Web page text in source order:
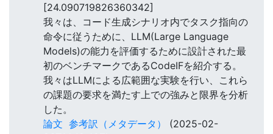
[24.090719826360342]
我々は、コード生成シナリオ内でタスク指向の
命令に従うために、LLM(Large Language
Models)の能力を評価するために設計された最
初のベンチマークであるCodeIFを紹介する。
我々はLLMによる広範囲な実験を行い、これら
の課題の要求を満たす上での強みと限界を分析
した。
論文 参考訳（メタデータ）
(2025-02-